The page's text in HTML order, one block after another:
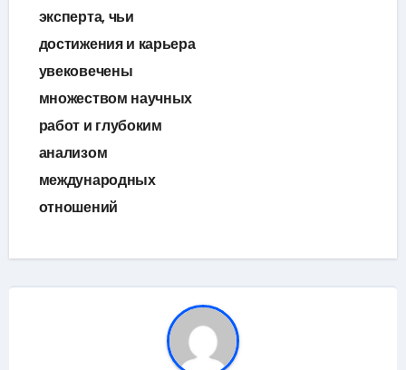
эксперта, чьи
достижения и карьера
увековечены
множеством научных
работ и глубоким
анализом
международных
отношений